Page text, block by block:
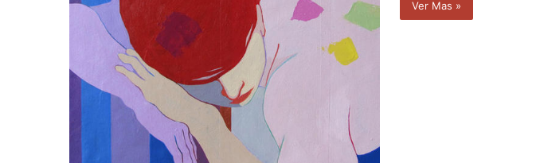
Ver Mas »